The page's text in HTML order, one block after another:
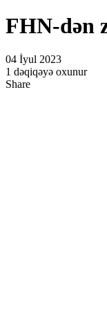
FHN-dən
04 İyul 2023
1 dəqiqəyə oxunur
Share